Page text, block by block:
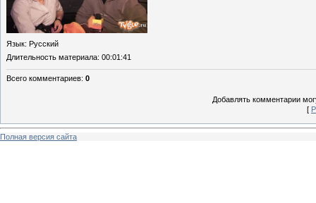
Язык: Русский
Длительность материала: 00:01:41
Всего комментариев: 0
Добавлять комментарии
[
Полная версия сайта